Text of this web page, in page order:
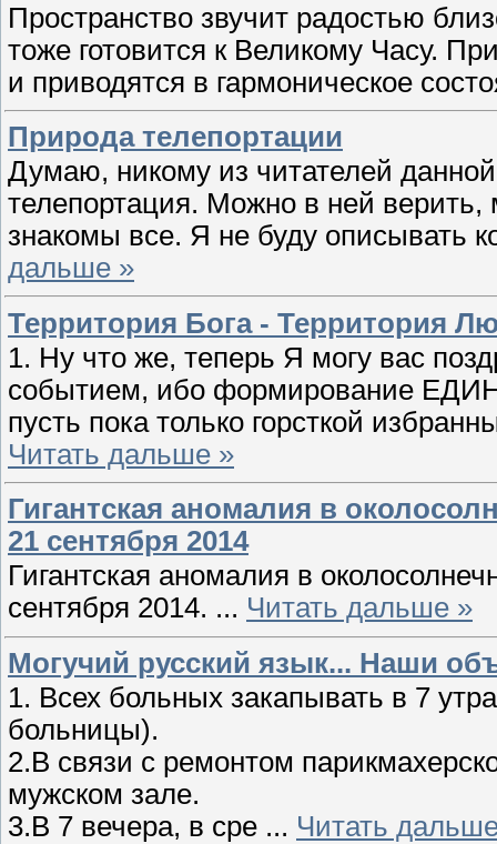
Пространство звучит радостью
тоже готовится к Великому Часу.
и приводятся в гармоническое
Природа телепортации
Думаю, никому из читателей
телепортация. Можно в ней
знакомы все. Я не буду описывать
дальше »
Территория Бога - Территория
1. Ну что же, теперь Я могу вас
событием, ибо формирование
пусть пока только горсткой
Читать дальше »
Гигантская аномалия в
21 сентября 2014
Гигантская аномалия в
сентября 2014. ... Читать дальше »
Могучий русский язык... Наши
1. Всех больных закапывать в 7
больницы).
2.В связи с ремонтом
мужском зале.
3.В 7 вечера, в сре ... Читать